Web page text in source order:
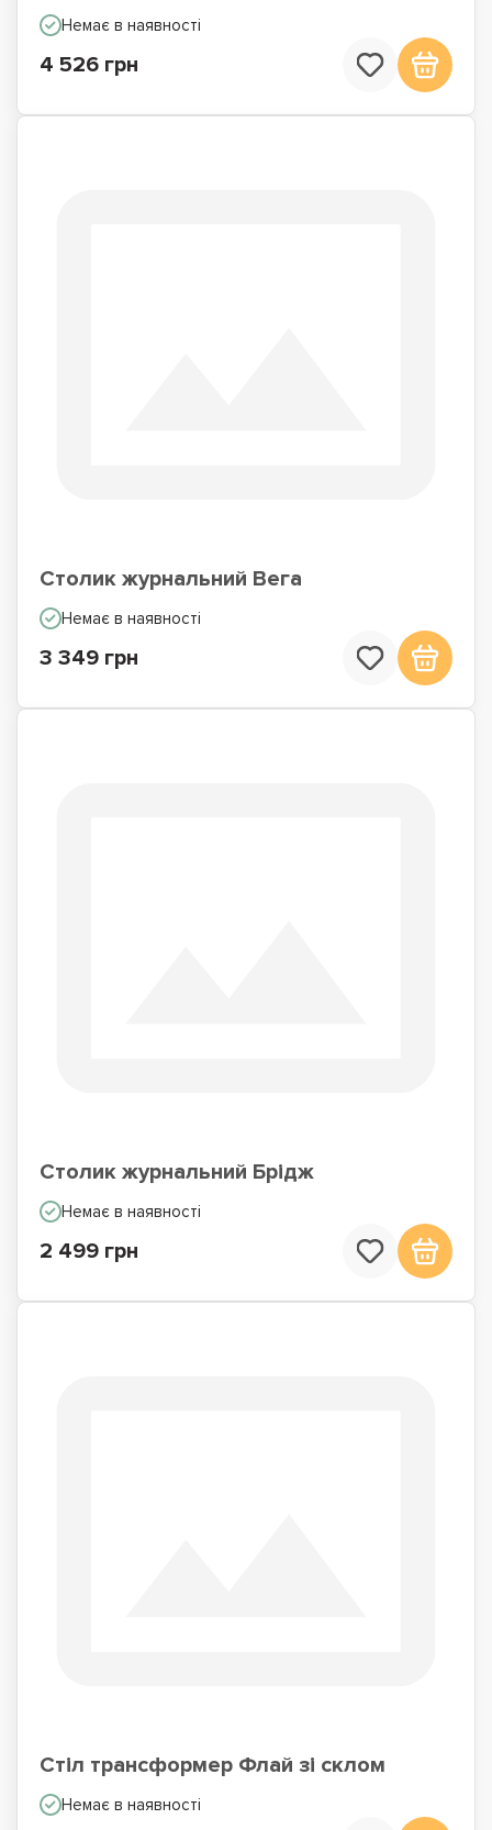
Немає в наявності
4 526 грн
Столик журнальний Вега
Немає в наявності
3 349 грн
Столик журнальний Брідж
Немає в наявності
2 499 грн
Стіл трансформер Флай зі склом
Немає в наявності